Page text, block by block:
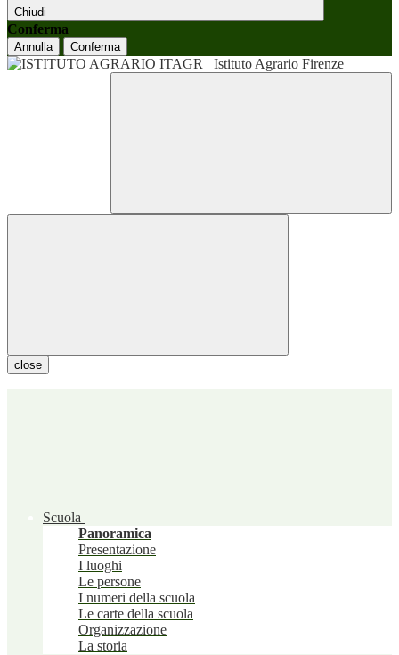
Chiudi
Conferma
Annulla Conferma
Istituto Agrario Firenze
close
Scuola
Panoramica
Presentazione
I luoghi
Le persone
I numeri della scuola
Le carte della scuola
Organizzazione
La storia